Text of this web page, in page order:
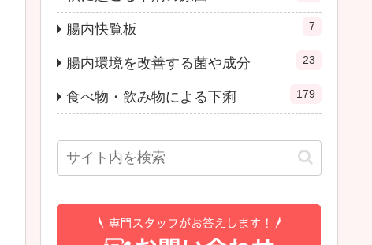
腸内快覧板 7
腸内環境を改善する菌や成分 23
食べ物・飲み物による下痢 179